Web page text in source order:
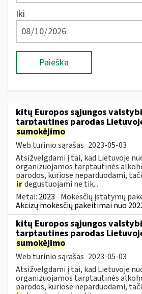
Iki
Paieška
kitų Europos sąjungos
tarptautines parodas
sumokėjimo
Web turinio sąrašas 2023-05-03
Atsižvelgdami į tai, kad Lietuvoje
organizuojamos tarptautinės
parodos, kuriose neparduodami,
irdegustuojami ne tik...
Metai: 2023 Mokesčių įstatymų
Akcizų mokesčių pakeitimai nuo
kitų Europos sąjungos
tarptautines parodas
sumokėjimo
Web turinio sąrašas 2023-05-03
Atsižvelgdami į tai, kad Lietuvoje
organizuojamos tarptautinės
parodos, kuriose neparduodami,